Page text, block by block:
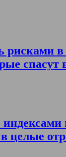
рисками в
спасут
целые